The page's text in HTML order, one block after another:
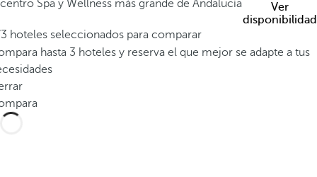
centro Spa y Wellness más grande de Andalucía
Ver
disponibilidad
hoteles seleccionados para comparar
hasta 3 hoteles y reserva el que mejor se adapte a tus